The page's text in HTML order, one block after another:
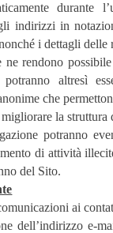
durante
indirizzi in
i dettagli delle
ne rendono
altresì
che
la struttura
potranno
di attività
del Sito.
ai
dell’indirizzo e-